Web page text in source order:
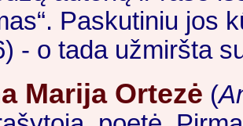
Paskutiniu jos
- o tada užmiršta
Marija Ortezė (